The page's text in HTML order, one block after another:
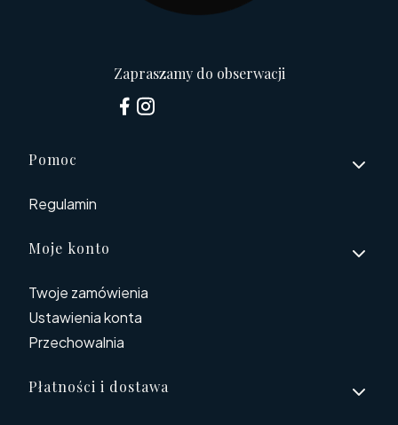
Zapraszamy do obserwacji
Linki w stopce
Pomoc
Regulamin
Moje konto
Twoje zamówienia
Ustawienia konta
Przechowalnia
Płatności i dostawa